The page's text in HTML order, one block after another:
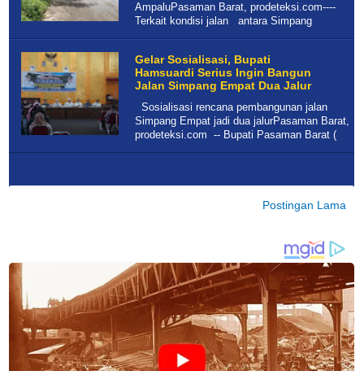
AmpaluPasaman Barat, prodeteksi.com----
Terkait kondisi jalan antara Simpang
Gelar Sosialisasi, Bupati
Hamsuardi Serius Ingin Bangun
Jalan Simpang Empat Dua Jalur
Sosialisasi rencana pembangunan jalan
Simpang Empat jadi dua jalurPasaman Barat,
prodeteksi.com -- Bupati Pasaman Barat (
Postingan Lama